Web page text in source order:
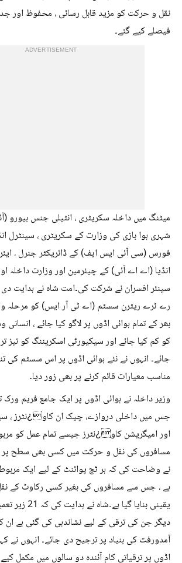
نقل و حرکت کو مزید قابل رسائی ، محفوظ اور
فیصلے کیے گئے۔
ADVERTISEMENT
میٹنگ میں داخلہ سکریٹری ، انٹیلی جنس بیورو
شہری ہوا بازی کی وزارت کے سکریٹری ، سینٹرل
فورس (سی آئی ایس ایف) کے ڈائریکٹر جنرل ،
انڈیا (اے اے آئی) کے چیئرمین اور وزارت داخلہ
سینئر افسران نے شرکت کی۔امت شاہ نے ہدایت
رے ٹرے ریٹرن سسٹم (اے ٹی آر ایس) کو مرحلہ
بھر کے تمام ہوائی اڈوں پر لاگو کیا جائے ،
کو کم کیا جائے اور سیکیورٹی اسکریننگ کو تیز تر
جائے۔ انہوں نے نئے ہوائی اڈوں پر اس سسٹم کی
مناسب معیارات قائم کرنے پر بھی زور دیا۔
وزیر داخلہ نے ہوائی اڈوں پر ایک جامع فریم ورک
جس میں داخلی دروازے، چیک ان کاو¿نٹرز ،
اور امیگریشن کاو¿نٹرز جیسے تمام عمل کو
مسافروں کی نقل و حرکت میں کسی بھی سطح پر
نے وضاحت کی کہ ہر ٹچ پوائنٹ کے لیے ایک مربوط
ہے ، جس سے مسافروں کی بغیر کسی رکاوٹ کے
دیگر جن کی ترقی کے لیے نشاندہی کی گئی ہے ان
اڈوں پر ترقیاتی کام آئندہ دو سالوں میں مکمل